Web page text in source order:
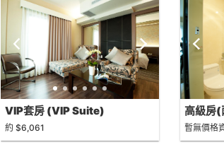
VIP套房 (VIP Suite)
約 $6,061
高級房
暫無價格